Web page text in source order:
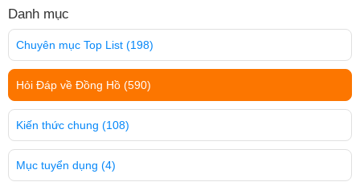
Danh mục
Chuyên mục Top List (198)
Hỏi Đáp về Đồng Hồ (590)
Kiến thức chung (108)
Mục tuyển dụng (4)